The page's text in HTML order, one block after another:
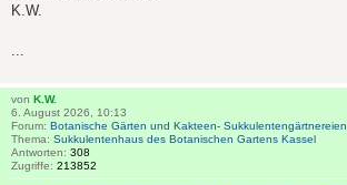
K.W.
von K.W.
6. August 2026, 10:13
Forum: Botanische Gärten und Kakteen- Sukkulentengärtnereien
Thema: Sukkulentenhaus des Botanischen Gartens Kassel
Antworten: 308
Zugriffe: 213852